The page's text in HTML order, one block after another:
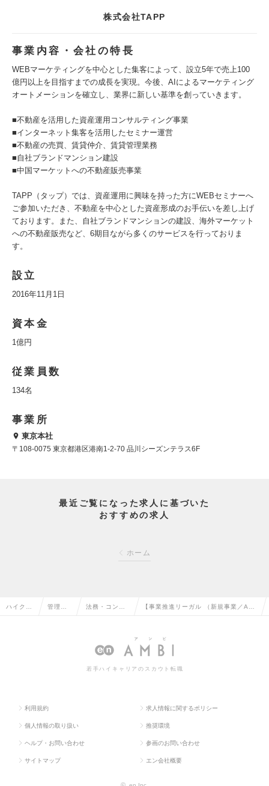
株式会社TAPP
事業内容・会社の特長
WEBマーケティングを中心とした集客によって、設立5年で売上100
億円以上を目指すまでの成長を実現。今後、AIによるマーケティング
オートメーションを確立し、業界に新しい基準を創っていきます。
■不動産を活用した資産運用コンサルティング事業
■インターネット集客を活用したセミナー運営
■不動産の売買、賃貸仲介、賃貸管理業務
■自社ブランドマンション建設
■中国マーケットへの不動産販売事業
TAPP（タップ）では、資産運用に興味を持った方にWEBセミナーへ
ご参加いただき、不動産を中心とした資産形成のお手伝いを差し上げ
ております。また、自社ブランドマンションの建設、海外マーケット
への不動産販売など、6期目ながら多くのサービスを行っておりま
す。
設立
2016年11月1日
資本金
1億円
従業員数
134名
事業所
東京本社
〒108-0075 東京都港区港南1-2-70 品川シーズンテラス6F
最近ご覧になった求人に基づいた
おすすめの求人
ホーム
ハイクラ 管理部 法務・コンプ
転職
【事業推進リーガル （新規事業／AI
人情報
若手ハイキャリアのスカウト転職
利用規約 求人情報に関するポリシー
個人情報の取り扱い 推奨環境
ヘルプ・お問い合わせ 参画のお問い合わせ
サイトマップ エン会社概要